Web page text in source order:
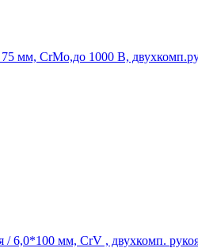
75 мм, CrMo,до 1000 В,
/ 6,0*100 мм, CrV , двухкомп.